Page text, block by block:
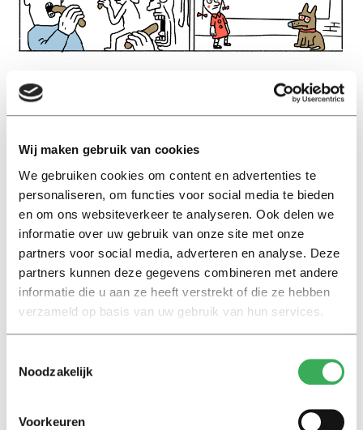
Wij maken gebruik van cookies
We gebruiken cookies om content en advertenties te
personaliseren, om functies voor social media te bieden
en om ons websiteverkeer te analyseren. Ook delen we
informatie over uw gebruik van onze site met onze
partners voor social media, adverteren en analyse. Deze
partners kunnen deze gegevens combineren met andere
informatie die u aan ze heeft verstrekt of die ze hebben
verzameld op basis van uw gebruik van hun services.
Noodzakelijk
Voorkeuren
Lees ook
Interview
Marion Koopmans over online
bedreigingen en desinformatie:
‘Wetenschappers, kom die
ivoren toren uit’
kregen er een paar miljoen